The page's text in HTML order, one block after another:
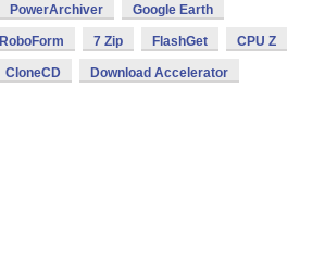
PowerArchiver Google Earth
RoboForm 7 Zip FlashGet CPU Z
CloneCD Download Accelerator